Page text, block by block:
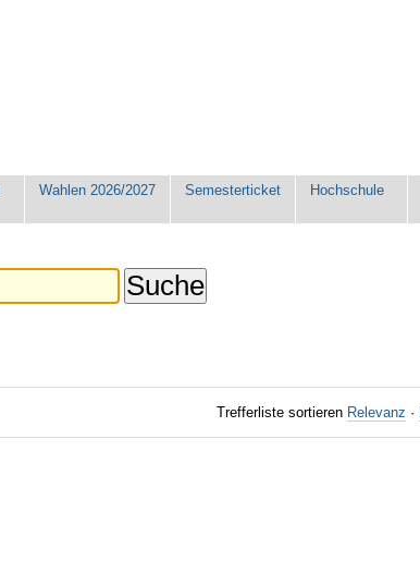
Wahlen 2026/2027 Semesterticket Hochschule
Trefferliste sortieren Relevanz ·